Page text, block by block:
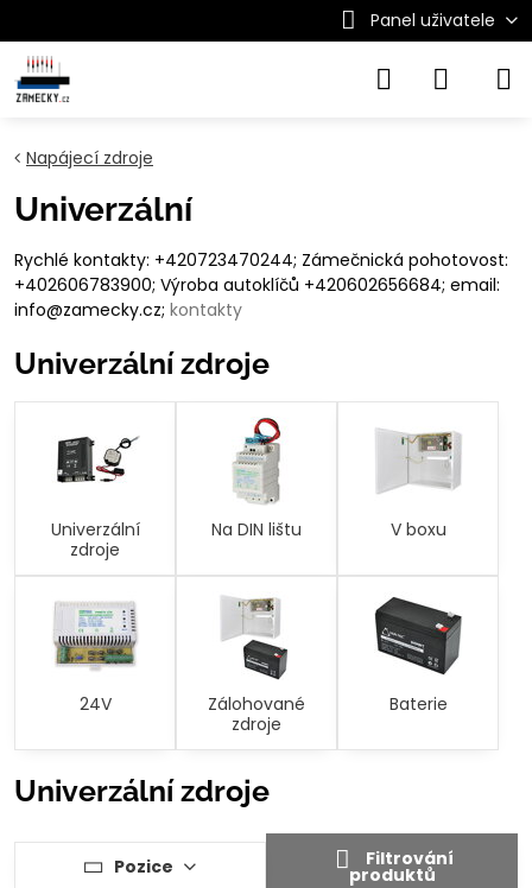
Panel uživatele
Napájecí zdroje
Univerzální
Rychlé kontakty: +420723470244; Zámečnická pohotovost:
+402606783900; Výroba autoklíčů +420602656684; email:
info@zamecky.cz; kontakty
Univerzální zdroje
Univerzální
zdroje
Na DIN lištu V boxu
24V
Zálohované
zdroje
Baterie
Univerzální zdroje
Pozice Filtrování
produktů